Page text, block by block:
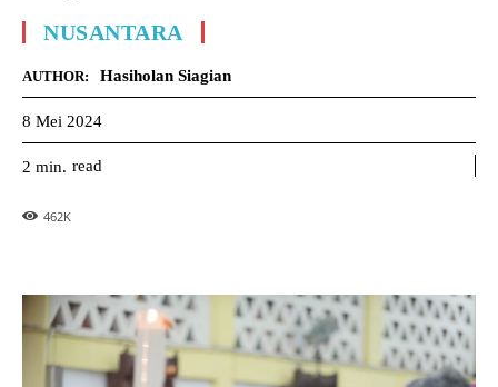
NUSANTARA
AUTHOR: Hasiholan Siagian
8 Mei 2024
2 min. read
462K